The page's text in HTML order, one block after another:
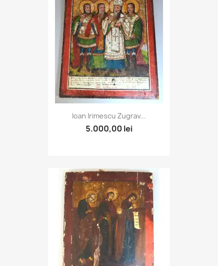
Ioan Irimescu Zugrav...
5.000,00 lei